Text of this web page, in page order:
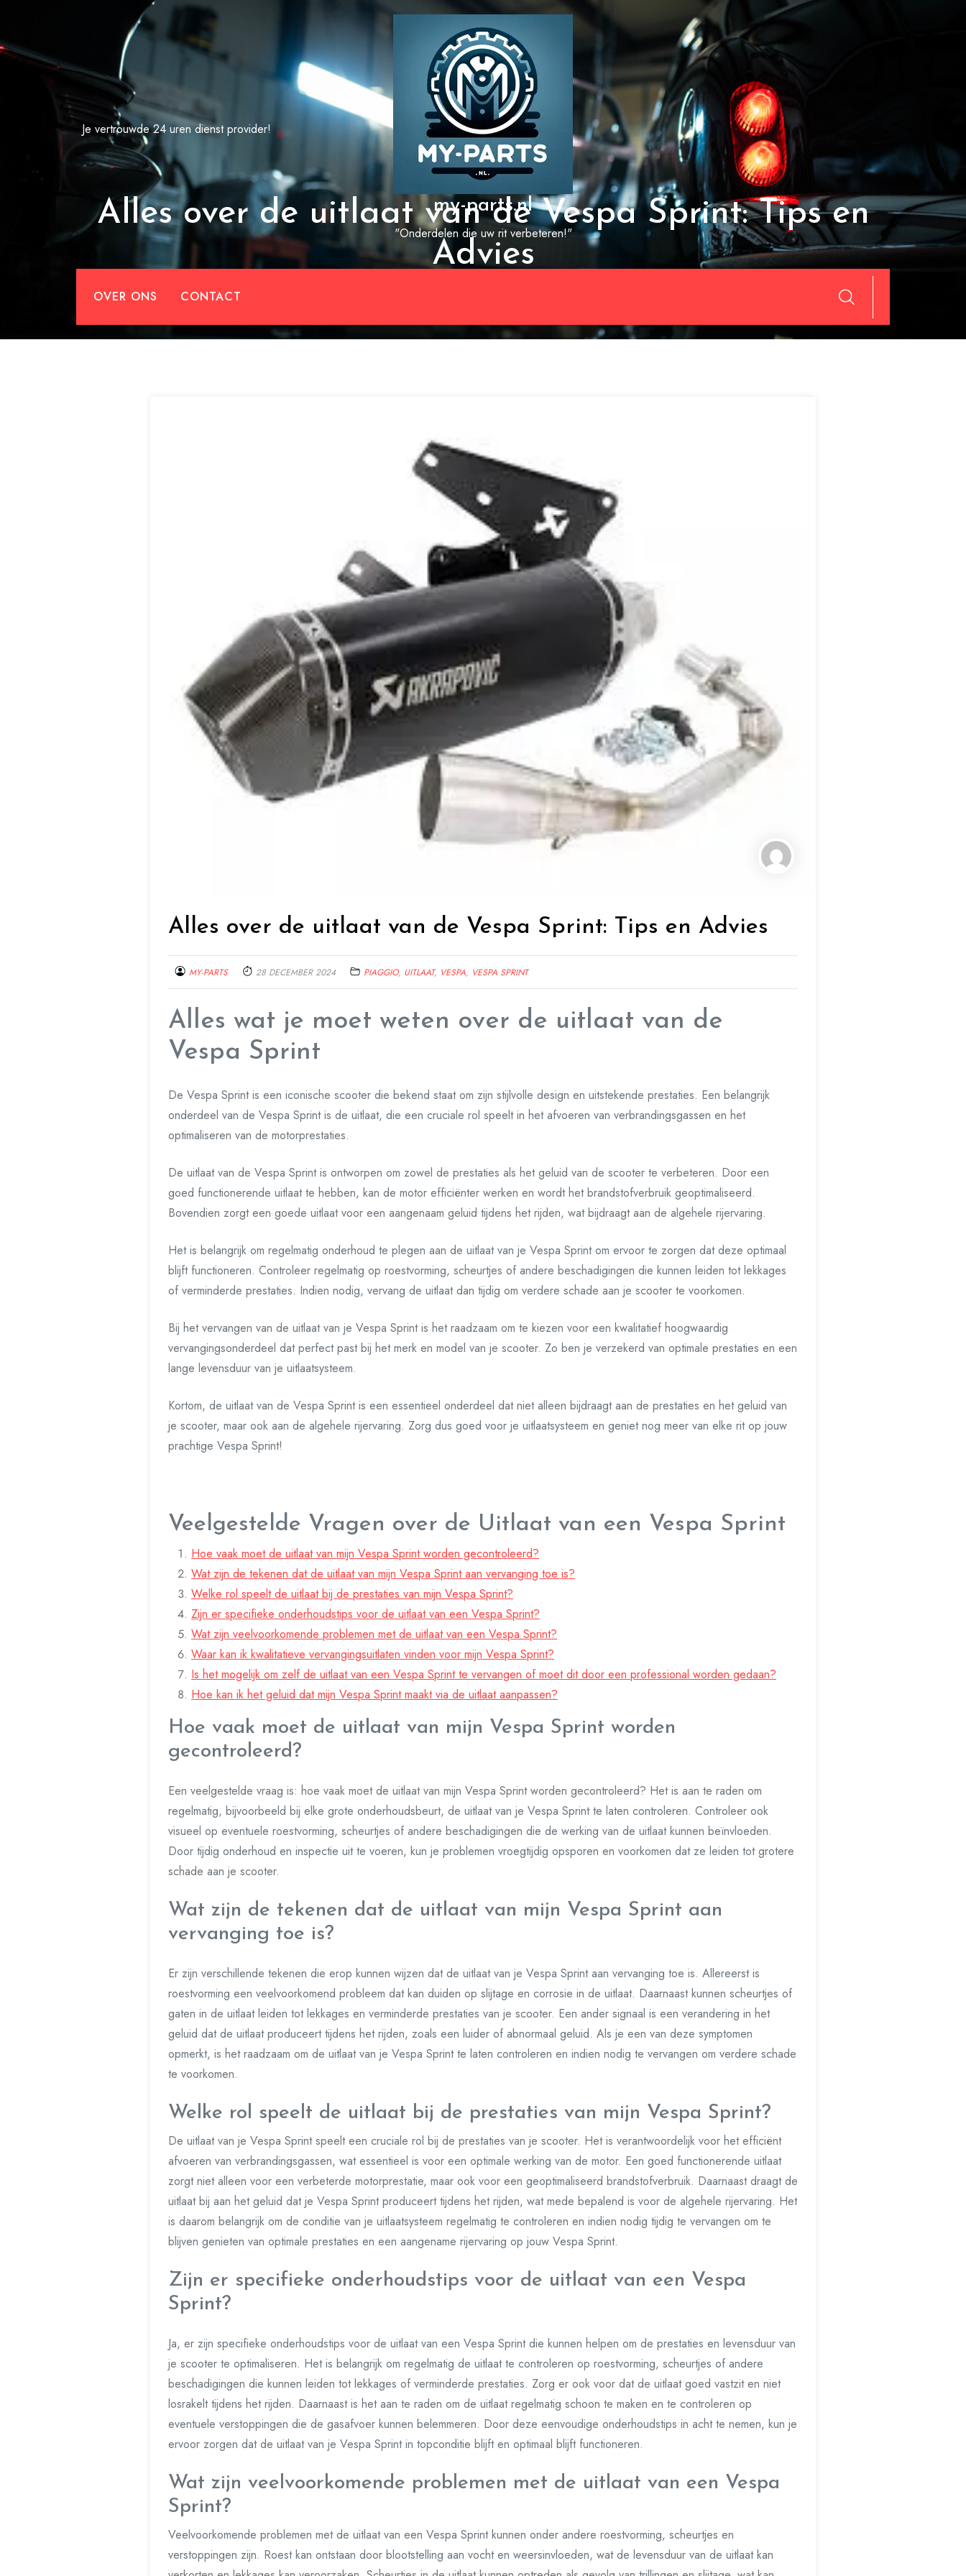
de
Je vertrouwde 24 uren dienst provider!
my-parts.nl
"Onderdelen die uw rit verbeteren!"
OVER ONS CONTACT
Alles over de uitlaat van de Vespa Sprint: Tips en
Advies
Alles over de uitlaat van de Vespa Sprint: Tips en Advies
MY-PARTS 28 DECEMBER 2024 PIAGGIO, UITLAAT, VESPA, VESPA SPRINT
Alles wat je moet weten over de uitlaat van de
Vespa Sprint
De Vespa Sprint is een iconische scooter die bekend staat om zijn stijlvolle design en uitstekende prestaties. Een belangrijk
onderdeel van de Vespa Sprint is de uitlaat, die een cruciale rol speelt in het afvoeren van verbrandingsgassen en het
optimaliseren van de motorprestaties.
De uitlaat van de Vespa Sprint is ontworpen om zowel de prestaties als het geluid van de scooter te verbeteren. Door een
goed functionerende uitlaat te hebben, kan de motor efficiënter werken en wordt het brandstofverbruik geoptimaliseerd.
Bovendien zorgt een goede uitlaat voor een aangenaam geluid tijdens het rijden, wat bijdraagt aan de algehele rijervaring.
Het is belangrijk om regelmatig onderhoud te plegen aan de uitlaat van je Vespa Sprint om ervoor te zorgen dat deze optimaal
blijft functioneren. Controleer regelmatig op roestvorming, scheurtjes of andere beschadigingen die kunnen leiden tot lekkages
of verminderde prestaties. Indien nodig, vervang de uitlaat dan tijdig om verdere schade aan je scooter te voorkomen.
Bij het vervangen van de uitlaat van je Vespa Sprint is het raadzaam om te kiezen voor een kwalitatief hoogwaardig
vervangingsonderdeel dat perfect past bij het merk en model van je scooter. Zo ben je verzekerd van optimale prestaties en een
lange levensduur van je uitlaatsysteem.
Kortom, de uitlaat van de Vespa Sprint is een essentieel onderdeel dat niet alleen bijdraagt aan de prestaties en het geluid van
je scooter, maar ook aan de algehele rijervaring. Zorg dus goed voor je uitlaatsysteem en geniet nog meer van elke rit op jouw
prachtige Vespa Sprint!
Veelgestelde Vragen over de Uitlaat van een Vespa Sprint
Hoe vaak moet de uitlaat van mijn Vespa Sprint worden gecontroleerd?
Wat zijn de tekenen dat de uitlaat van mijn Vespa Sprint aan vervanging toe is?
Welke rol speelt de uitlaat bij de prestaties van mijn Vespa Sprint?
Zijn er specifieke onderhoudstips voor de uitlaat van een Vespa Sprint?
Wat zijn veelvoorkomende problemen met de uitlaat van een Vespa Sprint?
Waar kan ik kwalitatieve vervangingsuitlaten vinden voor mijn Vespa Sprint?
Is het mogelijk om zelf de uitlaat van een Vespa Sprint te vervangen of moet dit door een professional worden gedaan?
Hoe kan ik het geluid dat mijn Vespa Sprint maakt via de uitlaat aanpassen?
Hoe vaak moet de uitlaat van mijn Vespa Sprint worden
gecontroleerd?
Een veelgestelde vraag is: hoe vaak moet de uitlaat van mijn Vespa Sprint worden gecontroleerd? Het is aan te raden om
regelmatig, bijvoorbeeld bij elke grote onderhoudsbeurt, de uitlaat van je Vespa Sprint te laten controleren. Controleer ook
visueel op eventuele roestvorming, scheurtjes of andere beschadigingen die de werking van de uitlaat kunnen beïnvloeden.
Door tijdig onderhoud en inspectie uit te voeren, kun je problemen vroegtijdig opsporen en voorkomen dat ze leiden tot grotere
schade aan je scooter.
Wat zijn de tekenen dat de uitlaat van mijn Vespa Sprint aan
vervanging toe is?
Er zijn verschillende tekenen die erop kunnen wijzen dat de uitlaat van je Vespa Sprint aan vervanging toe is. Allereerst is
roestvorming een veelvoorkomend probleem dat kan duiden op slijtage en corrosie in de uitlaat. Daarnaast kunnen scheurtjes of
gaten in de uitlaat leiden tot lekkages en verminderde prestaties van je scooter. Een ander signaal is een verandering in het
geluid dat de uitlaat produceert tijdens het rijden, zoals een luider of abnormaal geluid. Als je een van deze symptomen
opmerkt, is het raadzaam om de uitlaat van je Vespa Sprint te laten controleren en indien nodig te vervangen om verdere schade
te voorkomen.
Welke rol speelt de uitlaat bij de prestaties van mijn Vespa Sprint?
De uitlaat van je Vespa Sprint speelt een cruciale rol bij de prestaties van je scooter. Het is verantwoordelijk voor het efficiënt
afvoeren van verbrandingsgassen, wat essentieel is voor een optimale werking van de motor. Een goed functionerende uitlaat
zorgt niet alleen voor een verbeterde motorprestatie, maar ook voor een geoptimaliseerd brandstofverbruik. Daarnaast draagt de
uitlaat bij aan het geluid dat je Vespa Sprint produceert tijdens het rijden, wat mede bepalend is voor de algehele rijervaring. Het
is daarom belangrijk om de conditie van je uitlaatsysteem regelmatig te controleren en indien nodig tijdig te vervangen om te
blijven genieten van optimale prestaties en een aangename rijervaring op jouw Vespa Sprint.
Zijn er specifieke onderhoudstips voor de uitlaat van een Vespa
Sprint?
Ja, er zijn specifieke onderhoudstips voor de uitlaat van een Vespa Sprint die kunnen helpen om de prestaties en levensduur van
je scooter te optimaliseren. Het is belangrijk om regelmatig de uitlaat te controleren op roestvorming, scheurtjes of andere
beschadigingen die kunnen leiden tot lekkages of verminderde prestaties. Zorg er ook voor dat de uitlaat goed vastzit en niet
losrakelt tijdens het rijden. Daarnaast is het aan te raden om de uitlaat regelmatig schoon te maken en te controleren op
eventuele verstoppingen die de gasafvoer kunnen belemmeren. Door deze eenvoudige onderhoudstips in acht te nemen, kun je
ervoor zorgen dat de uitlaat van je Vespa Sprint in topconditie blijft en optimaal blijft functioneren.
Wat zijn veelvoorkomende problemen met de uitlaat van een Vespa
Sprint?
Veelvoorkomende problemen met de uitlaat van een Vespa Sprint kunnen onder andere roestvorming, scheurtjes en
verstoppingen zijn. Roest kan ontstaan door blootstelling aan vocht en weersinvloeden, wat de levensduur van de uitlaat kan